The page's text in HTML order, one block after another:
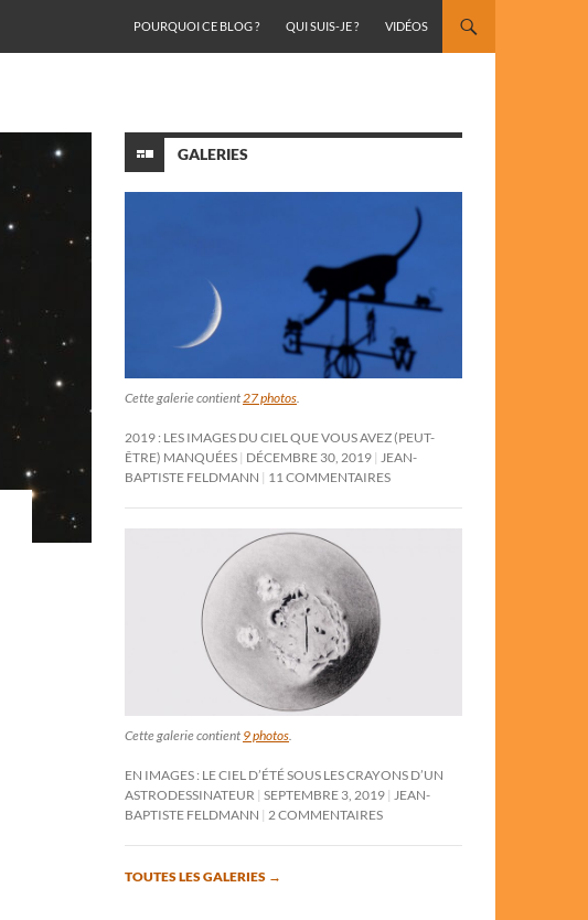
POURQUOI CE BLOG ?
QUI SUIS-JE ? VIDÉOS
GALERIES
Cette galerie contient27 photos.
2019 : LES IMAGES DU CIEL QUE VOUS AVEZ (PEUT-
ÊTRE) MANQUÉES DÉCEMBRE 30, 2019 JEAN-
BAPTISTE FELDMANN
11 COMMENTAIRES
Cette galerie contient 9 photos
EN IMAGES : LE CIEL D’ÉTÉ SOUS LES CRAYONS D’UN
ASTRODESSINATEUR SEPTEMBRE 3, 2019
JEAN-
BAPTISTE FELDMANN
2 COMMENTAIRES
TOUTES LES GALERIES →